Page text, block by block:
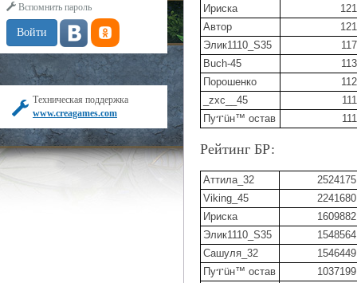
Вспомнить пароль
Техническая поддержка
www.creagames.com
Ириска
121
Автор
121
Элик1110_S35
117
Buch-45
113
Порошенко
112
_zxc__45
111
Пуፐüн™ остав
111
Рейтинг БР:
Аттила_32
2524175
Viking_45
2241680
Ириска
1609882
Элик1110_S35
1548564
Сашуля_32
1546449
Пуፐüн™ остав
1037199